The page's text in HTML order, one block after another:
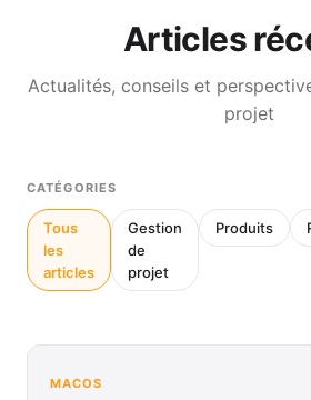
Articles
Actualités, conseils et
projet
CATÉGORIES
Tous
les
articles
Gestion
de
projet
Produits
MACOS